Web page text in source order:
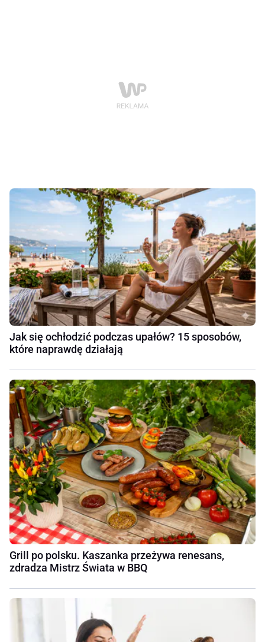
Jak się ochłodzić podczas upałów? 15 sposobów,
które naprawdę działają
Grill po polsku. Kaszanka przeżywa renesans,
zdradza Mistrz Świata w BBQ